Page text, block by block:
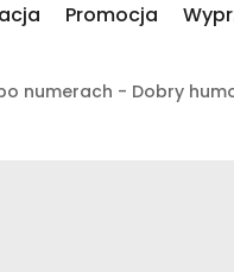
Promocja
numerach - Dobry